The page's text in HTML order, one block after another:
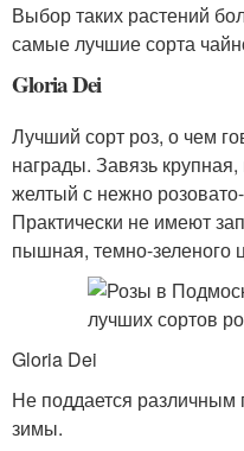
Выбор таких растений
самые лучшие сорта
Gloria Dei
Лучший сорт роз, о чем
награды. Завязь
желтый с нежно
Практически не имеют
пышная, темно-зеленого
Gloria Dei
Не поддается различным
зимы.